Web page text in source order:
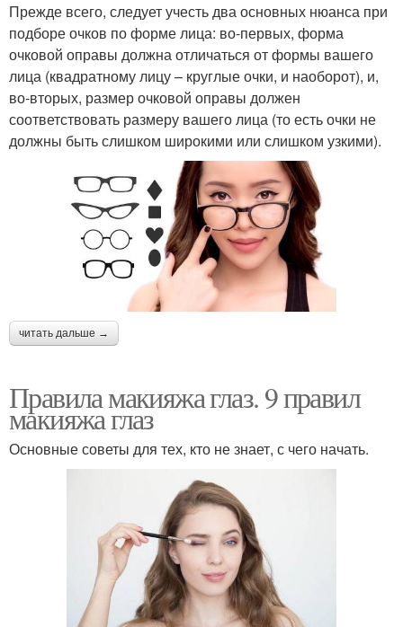
Прежде всего, следует учесть два основных нюанса при
подборе очков по форме лица: во-первых, форма
очковой оправы должна отличаться от формы вашего
лица (квадратному лицу – круглые очки, и наоборот), и,
во-вторых, размер очковой оправы должен
соответствовать размеру вашего лица (то есть очки не
должны быть слишком широкими или слишком узкими).
читать дальше →
Правила макияжа глаз. 9 правил
макияжа глаз
Основные советы для тех, кто не знает, с чего начать.